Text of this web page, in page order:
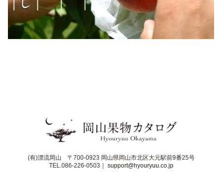
(有)漂流岡山 〒700-0923 岡山県岡山市北区大元駅前9番25号
TEL.086-226-0503｜ support@hyouryuu.co.jp